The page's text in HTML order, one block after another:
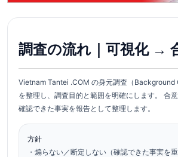
調査の流れ｜可視化 →
Vietnam Tantei .COM の身元調査（Background
を整理し、調査目的と範囲を明確にします。 合意
確認できた事実を報告として整理します。
方針
・煽らない／断定しない（確認できた事実を重